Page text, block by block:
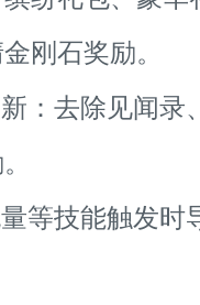
刚石奖励。
去除见闻录
技能触发时